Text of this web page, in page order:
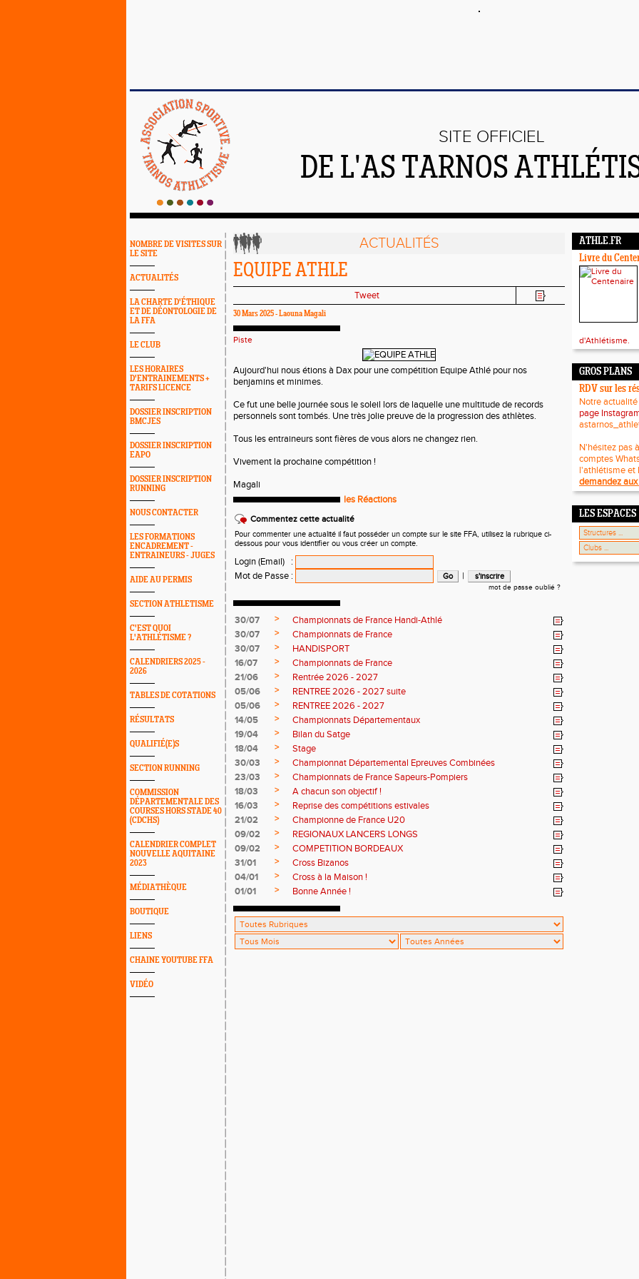
SITE OFFICIEL
DE L'AS TARNOS
NOMBRE DE VISITES SUR
LE SITE
ACTUALITÉS
LA CHARTE D'ÉTHIQUE
ET DE DÉONTOLOGIE DE
LA FFA
LE CLUB
LES HORAIRES
D'ENTRAINEMENTS +
TARIFS LICENCE
DOSSIER INSCRIPTION
BMCJES
DOSSIER INSCRIPTION
EAPO
DOSSIER INSCRIPTION
RUNNING
NOUS CONTACTER
LES FORMATIONS
ENCADREMENT -
ENTRAINEURS - JUGES
AIDE AU PERMIS
SECTION ATHLETISME
C'EST QUOI
L'ATHLÉTISME ?
CALENDRIERS 2025 -
2026
TABLES DE COTATIONS
RÉSULTATS
QUALIFIÉ(E)S
SECTION RUNNING
COMMISSION
DÉPARTEMENTALE DES
COURSES HORS STADE 40
(CDCHS)
CALENDRIER COMPLET
NOUVELLE AQUITAINE
2023
MÉDIATHÈQUE
BOUTIQUE
LIENS
CHAINE YOUTUBE FFA
VIDÉO
ACTUALITÉS
EQUIPE ATHLE
Tweet
30 Mars 2025 - Laouna Magali
Piste
Aujourd'hui nous étions à Dax pour une compétition Equipe Athlé pour nos
benjamins et minimes.
Ce fut une belle journée sous le soleil lors de laquelle une multitude de records
personnels sont tombés. Une très jolie preuve de la progression des athlètes.
Tous les entraineurs sont fières de vous alors ne changez rien.
Vivement la prochaine compétition !
Magali
les Réactions
Commentez cette actualité
Pour commenter une actualité il faut posséder un compte sur le site FFA, utilisez la rubrique ci-
dessous pour vous identifier ou vous créer un compte.
Login (Email)
:
Mot de Passe : |
mot de passe oublié ?
30/07 >
Championnats de France Handi-Athlé
30/07
>
Championnats de France
30/07
>
HANDISPORT
16/07
>
Championnats de France
21/06
>
Rentrée 2026 - 2027
05/06
>
RENTREE 2026 - 2027 suite
05/06
>
RENTREE 2026 - 2027
14/05
>
Championnats Départementaux
19/04
>
Bilan du Satge
18/04
>
Stage
30/03
>
Championnat Départemental Epreuves Combinées
23/03
>
Championnats de France Sapeurs-Pompiers
18/03
>
A chacun son objectif !
16/03
>
Reprise des compétitions estivales
21/02
>
Championne de France U20
09/02
>
REGIONAUX LANCERS LONGS
09/02
>
COMPETITION BORDEAUX
31/01
>
Cross Bizanos
04/01
>
Cross à la Maison !
01/01
> Bonne Année !
ATHLE.FR
Livre du
d'Athlétisme.
GROS PLANS
RDV sur les
Notre
page
N'hésitez pas
comptes
l'athlétisme et
demandez
LES ESPACES